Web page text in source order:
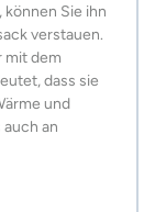
Sie ihn
verstauen.
mit dem
dass sie
und
an